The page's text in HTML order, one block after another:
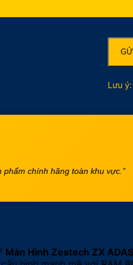
Lưu
chính hãng toàn khu vực.”
Màn Hình Zestech ZX